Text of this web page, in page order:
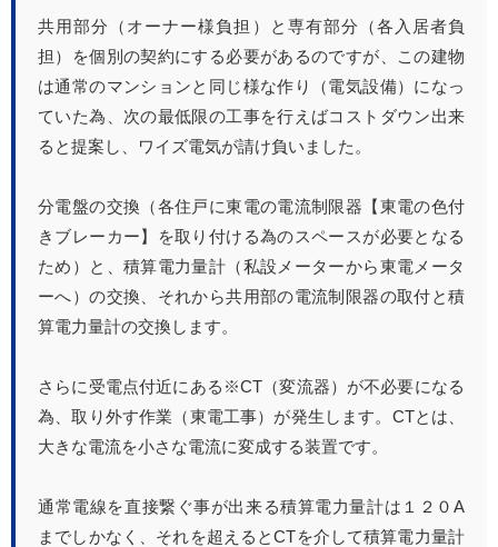
共用部分（オーナー様負担）と専有部分（各入居者負
担）を個別の契約にする必要があるのですが、この建物
は通常のマンションと同じ様な作り（電気設備）になっ
ていた為、次の最低限の工事を行えばコストダウン出来
ると提案し、ワイズ電気が請け負いました。
分電盤の交換（各住戸に東電の電流制限器【東電の色付
きブレーカー】を取り付ける為のスペースが必要となる
ため）と、積算電力量計（私設メーターから東電メータ
ーへ）の交換、それから共用部の電流制限器の取付と積
算電力量計の交換します。
さらに受電点付近にある※CT（変流器）が不必要になる
為、取り外す作業（東電工事）が発生します。CTとは、
大きな電流を小さな電流に変成する装置です。
通常電線を直接繋ぐ事が出来る積算電力量計は１２０A
までしかなく、それを超えるとCTを介して積算電力量計